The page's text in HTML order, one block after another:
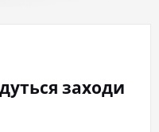
заходи